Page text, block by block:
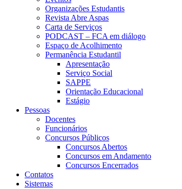
Organizações Estudantis
Revista Abre Aspas
Carta de Serviços
PODCAST – FCA em diálogo
Espaço de Acolhimento
Permanência Estudantil
Apresentação
Serviço Social
SAPPE
Orientação Educacional
Estágio
Pessoas
Docentes
Funcionários
Concursos Públicos
Concursos Abertos
Concursos em Andamento
Concursos Encerrados
Contatos
Sistemas